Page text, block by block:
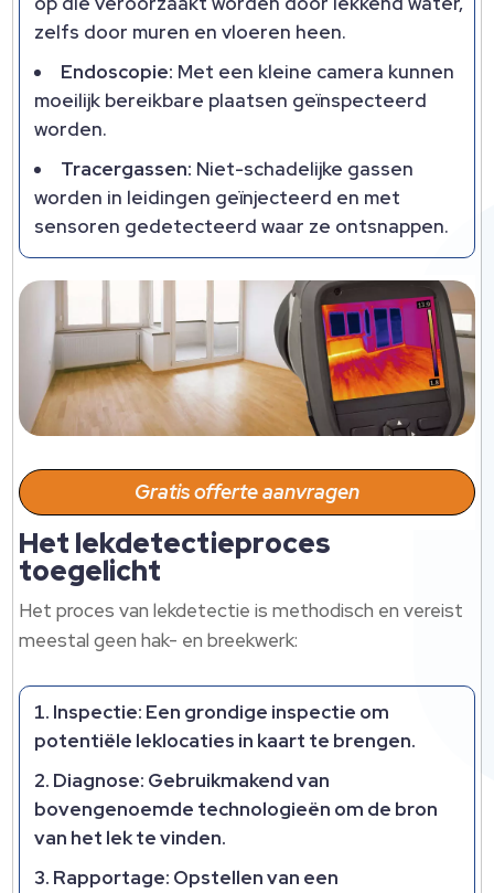
zelfs door muren en vloeren heen.
Endoscopie: Met een kleine camera kunnen
moeilijk bereikbare plaatsen geïnspecteerd
worden.
Tracergassen: Niet-schadelijke gassen
worden in leidingen geïnjecteerd en met
sensoren gedetecteerd waar ze ontsnappen.
Gratis offerte aanvragen
Het lekdetectieproces
toegelicht
Het proces van lekdetectie is methodisch en vereist
meestal geen hak- en breekwerk:
Inspectie: Een grondige inspectie om
potentiële leklocaties in kaart te brengen.
Diagnose: Gebruikmakend van
bovengenoemde technologieën om de bron
van het lek te vinden.
Rapportage: Opstellen van een